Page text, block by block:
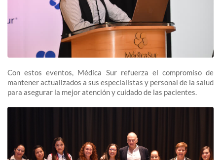
Con estos eventos, Médica Sur refuerza el compromiso de
mantener actualizados a sus especialistas y personal de la salud
para asegurar la mejor atención y cuidado de las pacientes.